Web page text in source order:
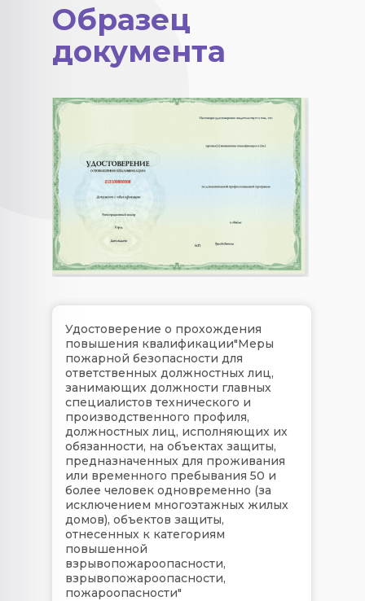
Образец
документа
Удостоверение о прохождения
повышения квалификации"Меры
пожарной безопасности для
ответственных должностных лиц,
занимающих должности главных
специалистов технического и
производственного профиля,
должностных лиц, исполняющих их
обязанности, на объектах защиты,
предназначенных для проживания
или временного пребывания 50 и
более человек одновременно (за
исключением многоэтажных жилых
домов), объектов защиты,
отнесенных к категориям
повышенной
взрывопожароопасности,
взрывопожароопасности,
пожароопасности"